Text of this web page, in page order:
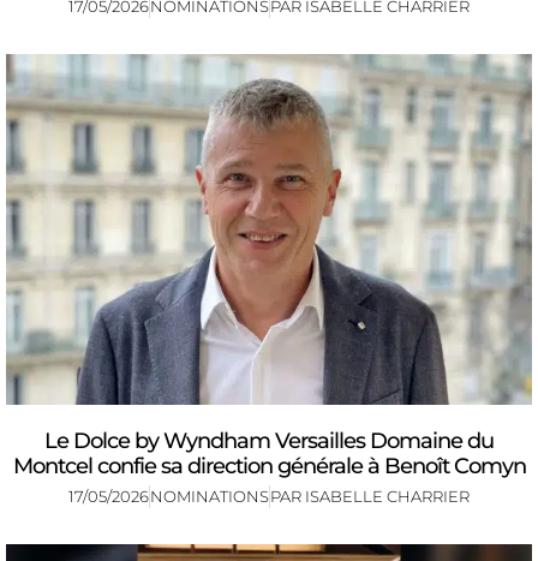
17/05/2026NOMINATIONSPAR ISABELLE CHARRIER
Le Dolce by Wyndham Versailles Domaine du
Montcel confie sa direction générale à Benoît Comyn
17/05/2026NOMINATIONSPAR ISABELLE CHARRIER